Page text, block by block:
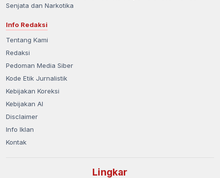
Senjata dan Narkotika
Info Redaksi
Tentang Kami
Redaksi
Pedoman Media Siber
Kode Etik Jurnalistik
Kebijakan Koreksi
Kebijakan AI
Disclaimer
Info Iklan
Kontak
Lingkar